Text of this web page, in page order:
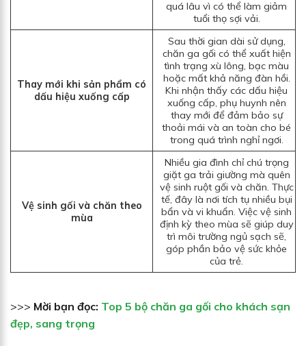
quá lâu vì có thể làm giảm
tuổi thọ sợi vải.
Thay mới khi sản phẩm có
dấu hiệu xuống cấp
Sau thời gian dài sử dụng,
chăn ga gối có thể xuất hiện
tình trạng xù lông, bạc màu
hoặc mất khả năng đàn hồi.
Khi nhận thấy các dấu hiệu
xuống cấp, phụ huynh nên
thay mới để đảm bảo sự
thoải mái và an toàn cho bé
trong quá trình nghỉ ngơi.
Vệ sinh gối và chăn theo
mùa
Nhiều gia đình chỉ chú trọng
giặt ga trải giường mà quên
vệ sinh ruột gối và chăn. Thực
tế, đây là nơi tích tụ nhiều bụi
bẩn và vi khuẩn. Việc vệ sinh
định kỳ theo mùa sẽ giúp duy
trì môi trường ngủ sạch sẽ,
góp phần bảo vệ sức khỏe
của trẻ.
>>> Mời bạn đọc: Top 5 bộ chăn ga gối cho khách sạn
đẹp, sang trọng